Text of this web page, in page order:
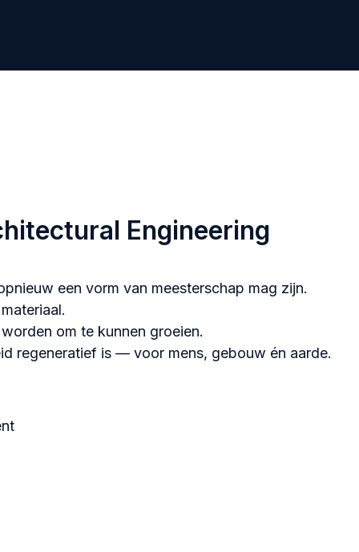
Engineering
een vorm van meesterschap mag zijn.
om te kunnen groeien.
regeneratief is — voor mens, gebouw én aarde.